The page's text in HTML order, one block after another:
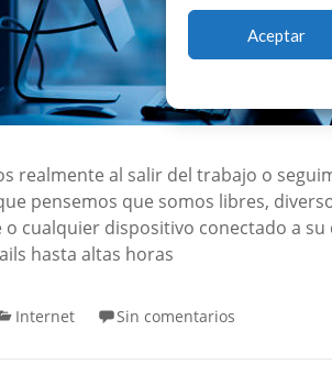
Aceptar
realmente al salir del trabajo o
pensemos que somos libres,
cualquier dispositivo conectado a su
hasta altas horas
Internet Sin comentarios